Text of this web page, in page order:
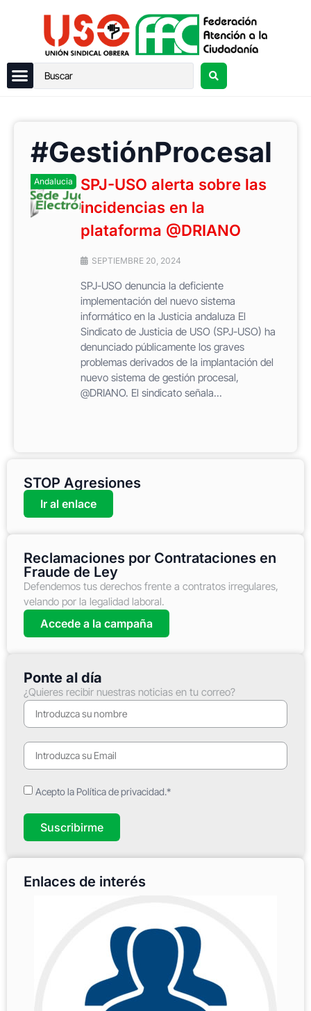
#GestiónProcesal
Andalucia
SPJ-USO alerta sobre las
incidencias en la
plataforma @DRIANO
SEPTIEMBRE 20, 2024
SPJ-USO denuncia la deficiente
implementación del nuevo sistema
informático en la Justicia andaluza El
Sindicato de Justicia de USO (SPJ-USO) ha
denunciado públicamente los graves
problemas derivados de la implantación del
nuevo sistema de gestión procesal,
@DRIANO. El sindicato señala...
STOP Agresiones
Ir al enlace
Reclamaciones por Contrataciones en
Fraude de Ley
Defendemos tus derechos frente a contratos irregulares,
velando por la legalidad laboral.
Accede a la campaña
Ponte al día
¿Quieres recibir nuestras noticias en tu correo?
Acepto la Política de privacidad.*
Suscribirme
Enlaces de interés